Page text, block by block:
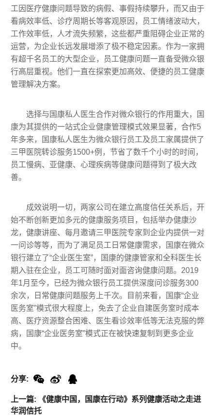
工因医疗健康问题导致的病假、事假持续攀升，而又由于
看病效率低、诊疗周期长等客观原因，员工情绪波动大，
工作效率低，人才流失频繁，这些都严重阻碍企业正常的
运营，为企业长远发展增添了极不稳定因素。作为一家拥
有超千名员工的大型企业，员工健康问题一直备受微众银
行高层重视。他们一直在探索更加高效、便捷的员工健康
管理解决方案。
选择与国康私人医生合作对微众银行的作用重大，国
康为其提供的一站式企业健康管理模式效果显著，合作5
年多来，国康私人医生为微众银行员工及员工家属提供了
三甲医院转诊服务1500+例，节省了数千个小时的时间，
员工慢病、亚健康、心理疾病等健康问题得到了极大改
善。
成效说明一切，两家公司在建立高度信任关系后，开
始不断创新更加多元的健康服务项目，包括举办健康沙
龙，健康讲座、每月邀请三甲医院专家到企业内提供一对
一问诊等等，而为了满足员工日常健康需求，国康在微众
银行建立了“企业医生室”，国康的健康管家和全科医生长
期入驻在企业，员工可随时面对面咨询健康问题。2019
年1月至今，已经为微众银行员工提供深度问诊服务300
余次，日常健康问题服务上千次。目前来看，国康“企业
医务室”模式很大程度上，免去了企业自建医务室时成本
高、医疗资源整合困难、医生看诊效率低等无法克服的弊
病，国康“企业医务室”模式正在被快速复制到更多企业
中。
上一篇: 《健康中国，国康在行动》系列健康活动之走进
华润信托
分享: